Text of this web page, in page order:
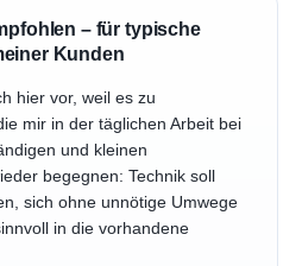
– für typische
Kunden
hier vor, weil es zu
mir in der täglichen Arbeit bei
und kleinen
begegnen: Technik soll
sich ohne unnötige Umwege
in die vorhandene